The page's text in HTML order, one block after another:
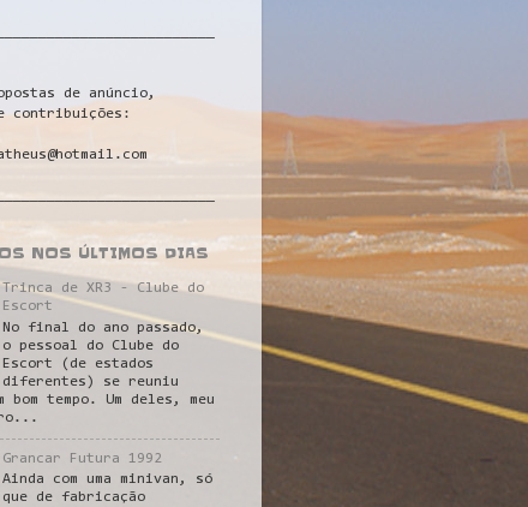
de anúncio,
contribuições:
NOS ÚLTIMOS DIAS
Trinca de XR3 - Clube do
Escort
No final do ano passado,
o pessoal do Clube do
Escort (de estados
diferentes) se reuniu
bom tempo. Um deles, meu
Grancar Futura 1992
Ainda com uma minivan, só
que de fabricação